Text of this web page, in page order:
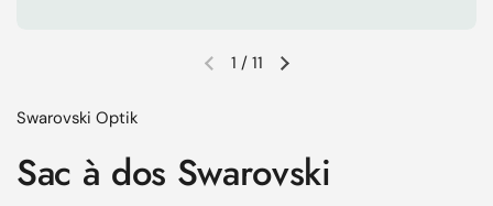
Diapositive précédente
Diapositive suivante
1 / 11
Swarovski Optik
Sac à dos Swarovski